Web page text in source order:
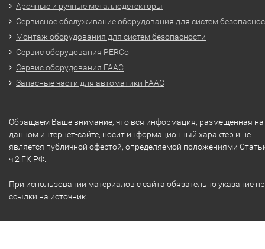
Арочные и ручные металлодетекторы
Сервисное обслуживание оборудования для систем
Монтаж оборудования для систем безопасности
Сервис оборудования PERCo
Сервис оборудования FAAC
Запасные части для автоматики FAAC
Обращаем Ваше внимание, что вся информация, размещенная на
данном интернет-сайте, носит информационный характер и не
является публичной офертой, определяемой положениями
ч.2 ГК РФ.
При использовании материалов с сайта обязательно указание
ссылки на источник.